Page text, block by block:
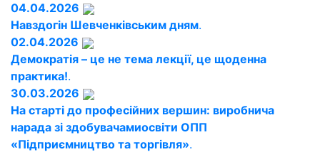
04.04.2026
Навздогін Шевченківським дням.
02.04.2026
Демократія – це не тема лекції, це щоденна
практика!.
30.03.2026
На старті до професійних вершин: виробнича
нарада зі здобувачамиосвіти ОПП
«Підприємництво та торгівля».